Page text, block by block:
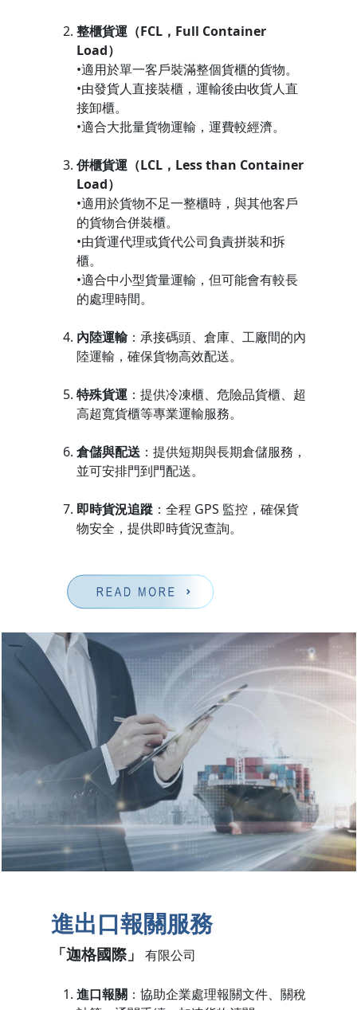
整櫃貨運（FCL，Full Container
Load）
•適用於單一客戶裝滿整個貨櫃的貨物。
•由發貨人直接裝櫃，運輸後由收貨人直
接卸櫃。
•適合大批量貨物運輸，運費較經濟。
併櫃貨運（LCL，Less than Container
Load）
•適用於貨物不足一整櫃時，與其他客戶
的貨物合併裝櫃。
•由貨運代理或貨代公司負責拼裝和拆
櫃。
•適合中小型貨量運輸，但可能會有較長
的處理時間。
內陸運輸：承接碼頭、倉庫、工廠間的內
陸運輸，確保貨物高效配送。
特殊貨運 ：提供冷凍櫃、危險品貨櫃、超
高超寬貨櫃等專業運輸服務。
倉儲與配送 ：提供短期與長期倉儲服務，
並可安排門到門配送。
即時貨況追蹤 ：全程 GPS 監控，確保貨
物安全，提供即時貨況查詢。
進出口報關服務
「迦格國際」 有限公司
進口報關 ：協助企業處理報關文件、關稅